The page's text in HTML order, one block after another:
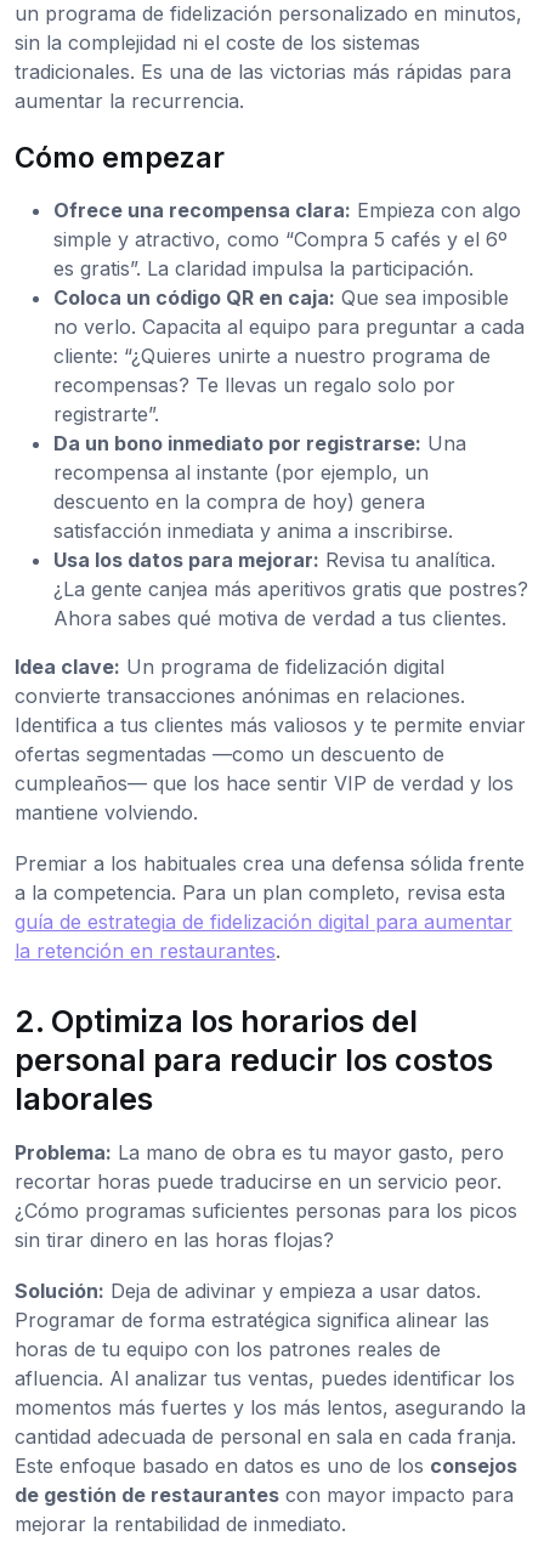
un programa de fidelización personalizado en minutos,
sin la complejidad ni el coste de los sistemas
tradicionales. Es una de las victorias más rápidas para
aumentar la recurrencia.
Cómo empezar
Ofrece una recompensa clara: Empieza con algo
simple y atractivo, como “Compra 5 cafés y el 6º
es gratis”. La claridad impulsa la participación.
Coloca un código QR en caja: Que sea imposible
no verlo. Capacita al equipo para preguntar a cada
cliente: “¿Quieres unirte a nuestro programa de
recompensas? Te llevas un regalo solo por
registrarte”.
Da un bono inmediato por registrarse: Una
recompensa al instante (por ejemplo, un
descuento en la compra de hoy) genera
satisfacción inmediata y anima a inscribirse.
Usa los datos para mejorar: Revisa tu analítica.
¿La gente canjea más aperitivos gratis que postres?
Ahora sabes qué motiva de verdad a tus clientes.
Idea clave: Un programa de fidelización digital
convierte transacciones anónimas en relaciones.
Identifica a tus clientes más valiosos y te permite enviar
ofertas segmentadas —como un descuento de
cumpleaños— que los hace sentir VIP de verdad y los
mantiene volviendo.
Premiar a los habituales crea una defensa sólida frente
a la competencia. Para un plan completo, revisa esta
guía de estrategia de fidelización digital para aumentar
la retención en restaurantes.
2. Optimiza los horarios del
personal para reducir los costos
laborales
Problema: La mano de obra es tu mayor gasto, pero
recortar horas puede traducirse en un servicio peor.
¿Cómo programas suficientes personas para los picos
sin tirar dinero en las horas flojas?
Solución: Deja de adivinar y empieza a usar datos.
Programar de forma estratégica significa alinear las
horas de tu equipo con los patrones reales de
afluencia. Al analizar tus ventas, puedes identificar los
momentos más fuertes y los más lentos, asegurando la
cantidad adecuada de personal en sala en cada franja.
Este enfoque basado en datos es uno de los consejos
de gestión de restaurantes con mayor impacto para
mejorar la rentabilidad de inmediato.